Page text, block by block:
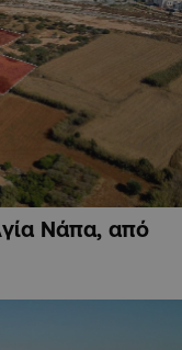
Νάπα, από